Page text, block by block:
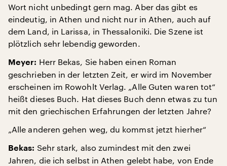
Wort nicht unbedingt gern mag. Aber das gibt es
eindeutig, in Athen und nicht nur in Athen, auch auf
dem Land, in Larissa, in Thessaloniki. Die Szene ist
plötzlich sehr lebendig geworden.
Meyer: Herr Bekas, Sie haben einen Roman
geschrieben in der letzten Zeit, er wird im November
erscheinen im Rowohlt Verlag. „Alle Guten waren tot“
heißt dieses Buch. Hat dieses Buch denn etwas zu tun
mit den griechischen Erfahrungen der letzten Jahre?
„Alle anderen gehen weg, du kommst jetzt hierher“
Bekas: Sehr stark, also zumindest mit den zwei
Jahren, die ich selbst in Athen gelebt habe, von Ende